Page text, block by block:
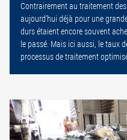
Contrairement au traitement
aujourd’hui déjà pour une
durs étaient encore souvent
le passé. Mais ici aussi, le taux
processus de traitement